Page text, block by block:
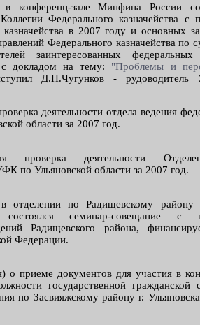
конференц-зале Минфина России
Федерального казначейства с
в 2007 году и основных
Федерального казначейства по
заинтересованных федеральных
с докладом на тему: "Проблемы и
Д.Н.Чугунков -
деятельности отдела ведения
области за 2007 год.
проверка деятельности
по Ульяновской области за 2007 год.
отделении по Радищевскому
состоялся семинар-совещание с
Радищевского района,
Федерации.
о приеме документов для участия в
государственной
по Засвияжскому району г.